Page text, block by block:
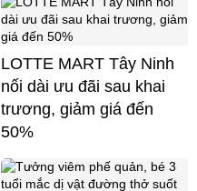
LOTTE MART Tây Ninh
nối dài ưu đãi sau khai
trương, giảm giá đến
50%